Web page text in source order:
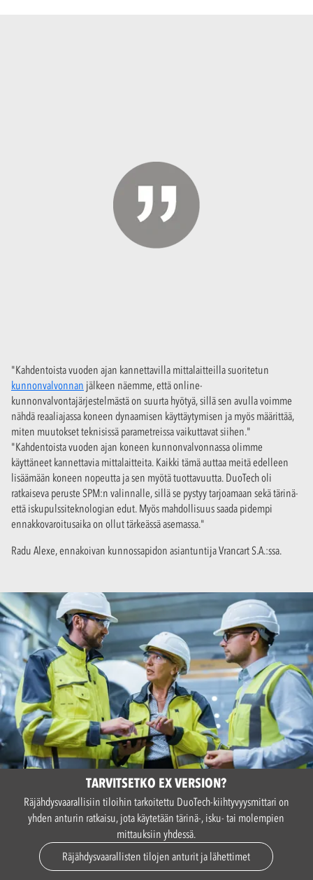
"Kahdentoista vuoden ajan kannettavilla mittalaitteilla suoritetun
kunnonvalvonnan jälkeen näemme, että online-
kunnonvalvontajärjestelmästä on suurta hyötyä, sillä sen avulla voimme
nähdä reaaliajassa koneen dynaamisen käyttäytymisen ja myös määrittää,
miten muutokset teknisissä parametreissa vaikuttavat siihen."
"Kahdentoista vuoden ajan koneen kunnonvalvonnassa olimme
käyttäneet kannettavia mittalaitteita. Kaikki tämä auttaa meitä edelleen
lisäämään koneen nopeutta ja sen myötä tuottavuutta. DuoTech oli
ratkaiseva peruste SPM:n valinnalle, sillä se pystyy tarjoamaan sekä tärinä-
että iskupulssiteknologian edut. Myös mahdollisuus saada pidempi
ennakkovaroitusaika on ollut tärkeässä asemassa."
Radu Alexe, ennakoivan kunnossapidon asiantuntija Vrancart S.A.:ssa.
TARVITSETKO EX VERSION?
Räjähdysvaarallisiin tiloihin tarkoitettu DuoTech-kiihtyvyysmittari on
yhden anturin ratkaisu, jota käytetään tärinä-, isku- tai molempien
mittauksiin yhdessä.
Räjähdysvaarallisten tilojen anturit ja lähettimet